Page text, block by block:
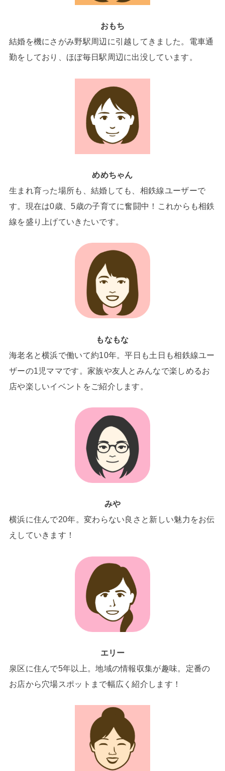
おもち
結婚を機にさがみ野駅周辺に引越してきました。電車通
勤をしており、ほぼ毎日駅周辺に出没しています。
めめちゃん
生まれ育った場所も、結婚しても、相鉄線ユーザーで
す。現在は0歳、5歳の子育てに奮闘中！これからも相鉄
線を盛り上げていきたいです。
もなもな
海老名と横浜で働いて約10年。平日も土日も相鉄線ユー
ザーの1児ママです。家族や友人とみんなで楽しめるお
店や楽しいイベントをご紹介します。
みや
横浜に住んで20年。変わらない良さと新しい魅力をお伝
えしていきます！
エリー
泉区に住んで5年以上。地域の情報収集が趣味。定番の
お店から穴場スポットまで幅広く紹介します！